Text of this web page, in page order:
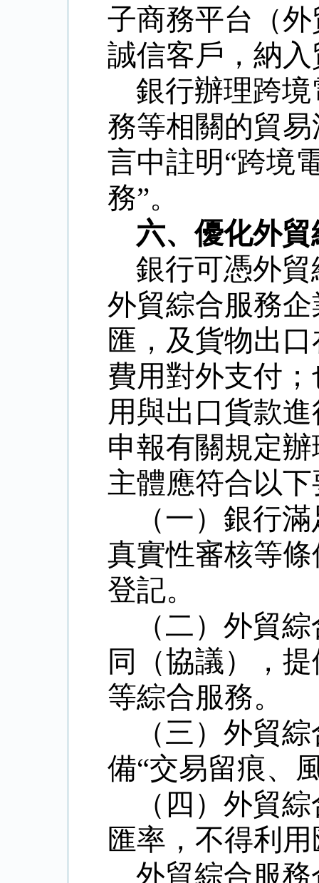
子商務平台（
誠信客戶，納
銀行辦理跨
務等相關的貿
言中註明“跨境
務”。
六、優化外
銀行可憑外
外貿綜合服務
匯，及貨物出
費用對外支付
用與出口貨款
申報有關規定
主體應符合以
（一）銀行
真實性審核等
登記。
（二）外貿
同（協議），
等綜合服務。
（三）外貿
備“交易留痕、
（四）外貿
匯率，不得利
外貿綜合服